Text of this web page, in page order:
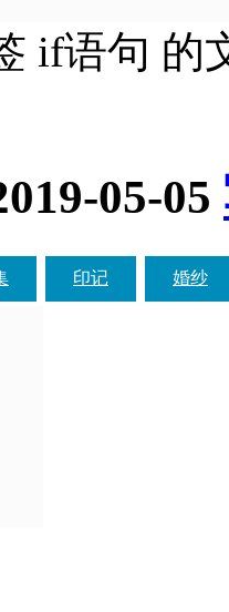
if语句 的
05-05
印记 婚纱